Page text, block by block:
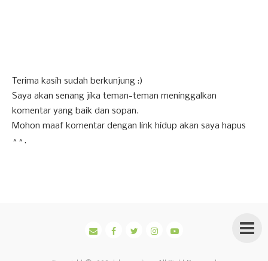
Terima kasih sudah berkunjung :)
Saya akan senang jika teman-teman meninggalkan
komentar yang baik dan sopan.
Mohon maaf komentar dengan link hidup akan saya hapus
^^.